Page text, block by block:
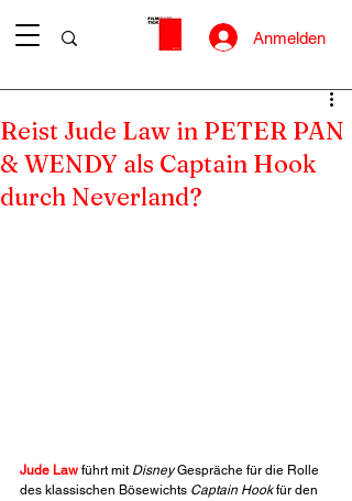
Anmelden
Reist Jude Law in PETER PAN
& WENDY als Captain Hook
durch Neverland?
Jude Law führt mit Disney Gespräche für die Rolle
des klassischen Bösewichts Captain Hook für den